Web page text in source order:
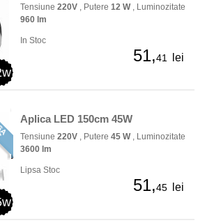
Tensiune 220V , Putere 12 W, Luminozitate
960 lm
In Stoc
51,41 lei
Aplica LED 150cm 45W
Tensiune 220V , Putere 45 W, Luminozitate
3600 lm
Lipsa Stoc
51,45 lei